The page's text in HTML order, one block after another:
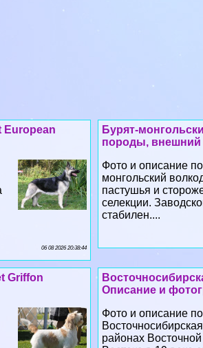
Бурят-
породы, внешний
Фото и описание
монгольский
пастушья и
селекции.
стабилен....
European
06 08 2026 20:38:44
Описание и
Фото и описание
районах
Griffon